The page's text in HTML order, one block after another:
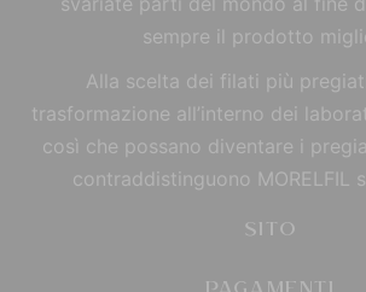
sempre il prodotto
Alla scelta dei filati più
trasformazione all’interno dei
così che possano diventare i
contraddistinguono MORELFIL
SITO